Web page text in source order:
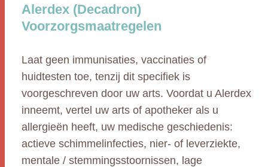
Alerdex (Decadron)
Voorzorgsmaatregelen
Laat geen immunisaties, vaccinaties of
huidtesten toe, tenzij dit specifiek is
voorgeschreven door uw arts. Voordat u Alerdex
inneemt, vertel uw arts of apotheker als u
allergieën heeft, uw medische geschiedenis:
actieve schimmelinfecties, nier- of leverziekte,
mentale / stemmingsstoornissen, lage